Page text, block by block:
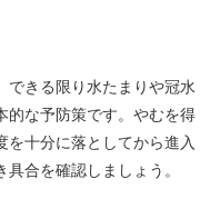
できる限り水たまりや冠水
的な予防策です。やむを得
十分に落としてから進入
合を確認しましょう。